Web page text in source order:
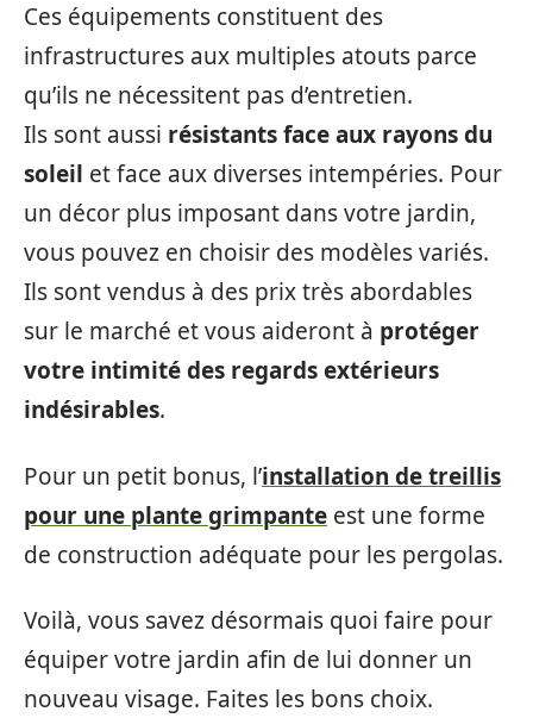
Ces équipements constituent des
infrastructures aux multiples atouts parce
qu’ils ne nécessitent pas d’entretien.
Ils sont aussi résistants face aux rayons du
soleil et face aux diverses intempéries. Pour
un décor plus imposant dans votre jardin,
vous pouvez en choisir des modèles variés.
Ils sont vendus à des prix très abordables
sur le marché et vous aideront à protéger
votre intimité des regards extérieurs
indésirables.
Pour un petit bonus, l’installation de treillis
pour une plante grimpante est une forme
de construction adéquate pour les pergolas.
Voilà, vous savez désormais quoi faire pour
équiper votre jardin afin de lui donner un
nouveau visage. Faites les bons choix.